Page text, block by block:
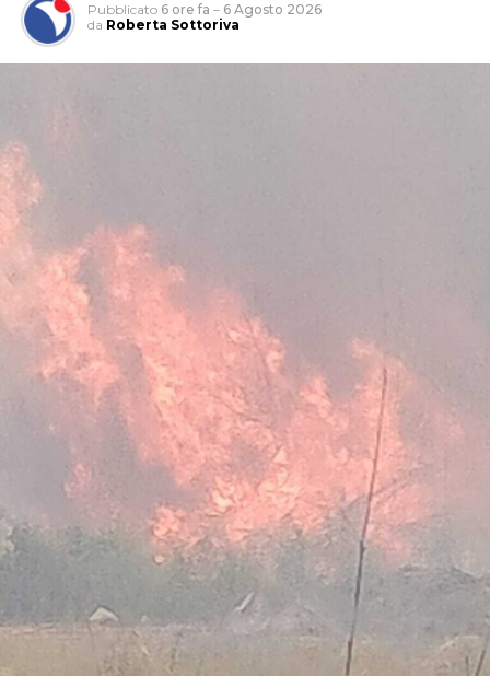
L’attività, che si è svolta grazie anche al supporto del 1°
Reggimento Carabinieri Paracadutisti “Tuscania” e del
accertamenti sul territorio.
Nella casa su via del Lido, nel tratto di via Antonio
Pennacchi, i Carabinieri hanno sequestrato 18 involucri
contenenti complessivamente circa 18,2 kg di cocaina,
la somma in contanti di 8.810 euro, una macchina
conta-soldi, due orologi di lusso, vari gioielli e preziosi, 6
smartphone, un computer portatile, fogli manoscritti
riportanti la contabilità dell’attività illecita, una pistola
ad aria compressa, uno sfollagente telescopico e un
Pubblicato 6 ore fa – 6 Agosto 2026
da Roberta Sottoriva